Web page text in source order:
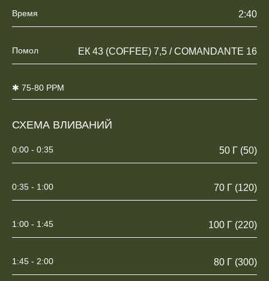
Время 2:40
Помол ЕК 43 (COFFEE) 7,5 / COMANDANTE 16
✱ 75-80 PPM
СХЕМА ВЛИВАНИЙ
0:00 - 0:35 50 Г (50)
0:35 - 1:00 70 Г (120)
1:00 - 1:45 100 Г (220)
1:45 - 2:00 80 Г (300)